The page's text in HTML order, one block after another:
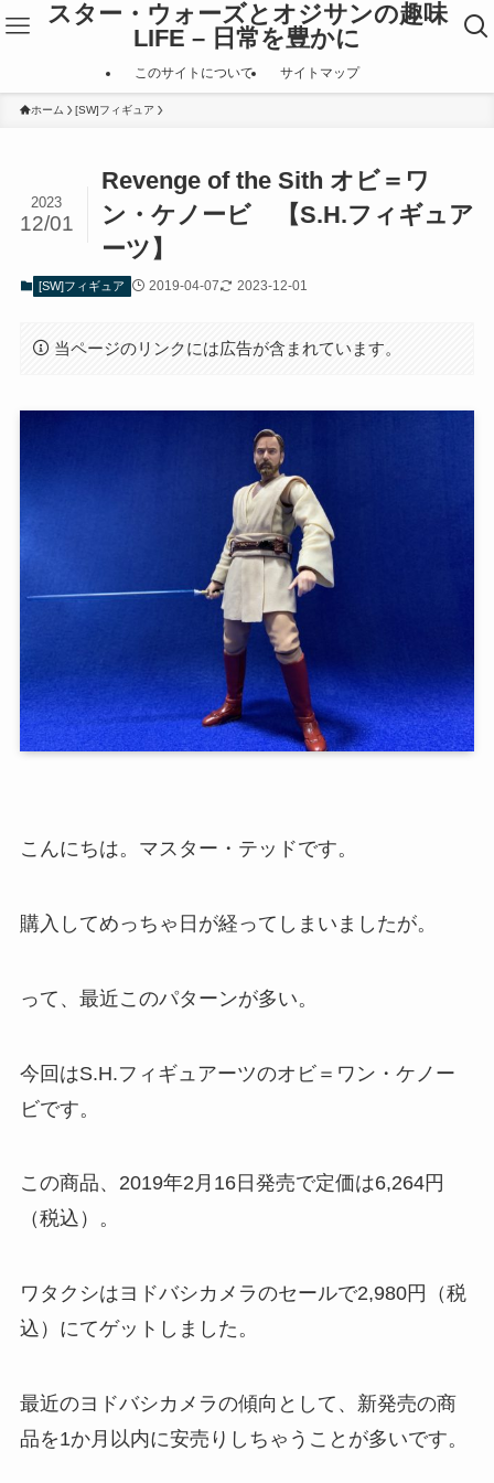
スター・ウォーズとオジサンの趣味
LIFE – 日常を豊かに
このサイトについて サイトマップ
ホーム [SW]フィギュア
Revenge of the Sith オビ＝ワ
ン・ケノービ 【S.H.フィギュア
ーツ】
2023
12/01
[SW]フィギュア 2019-04-07 2023-12-01
当ページのリンクには広告が含まれています。
こんにちは。マスター・テッドです。
購入してめっちゃ日が経ってしまいましたが。
って、最近このパターンが多い。
今回はS.H.フィギュアーツのオビ＝ワン・ケノー
ビです。
この商品、2019年2月16日発売で定価は6,264円
（税込）。
ワタクシはヨドバシカメラのセールで2,980円（税
込）にてゲットしました。
最近のヨドバシカメラの傾向として、新発売の商
品を1か月以内に安売りしちゃうことが多いです。